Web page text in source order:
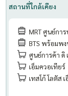
สถานที่ใกล้เคียง
MRT ศูนย์กา
BTS พร้อมพ
ศูนย์การค้า ดิ
เอ็มควอเทียร์
เทสโก้ โลตัส